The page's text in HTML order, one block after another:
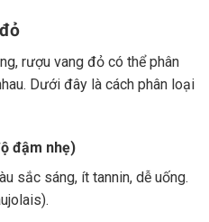
rượu vang đỏ có thể phân
Dưới đây là cách phân loại
đậm nhẹ)
sắc sáng, ít tannin, dễ uống.